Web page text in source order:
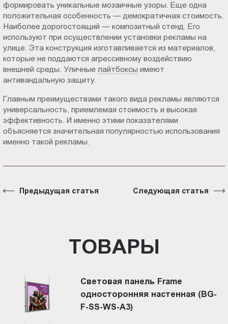
формировать уникальные мозаичные узоры. Еще одна
положительная особенность — демократичная стоимость.
Наиболее дорогостоящий — композитный стенд. Его
используют при осуществлении установки рекламы на
улице. Эта конструкция изготавливается из материалов,
которые не поддаются агрессивному воздействию
внешней среды. Уличные лайтбоксы имеют
антивандальную защиту.
Главным преимуществами такого вида рекламы являются
универсальность, приемлемая стоимость и высокая
эффективность. И именно этими показателями
объясняется значительная популярностью использования
именно такой рекламы.
Предыдущая статья Следующая статья
ТОВАРЫ
Световая панель Frame
односторонняя настенная (BG-
F-SS-WS-A3)